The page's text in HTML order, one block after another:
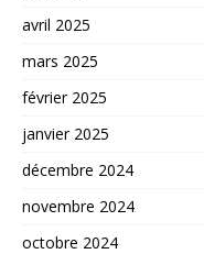
avril 2025
mars 2025
février 2025
janvier 2025
décembre 2024
novembre 2024
octobre 2024